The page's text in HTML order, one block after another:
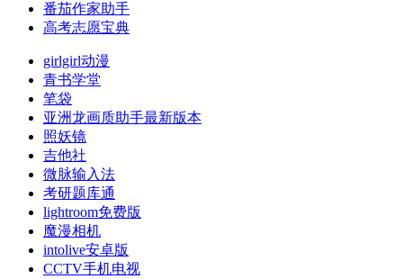
番茄作家助手
高考志愿宝典
girlgirl动漫
青书学堂
笔袋
亚洲龙画质助手最新版本
照妖镜
吉他社
微脉输入法
考研题库通
lightroom免费版
魔漫相机
intolive安卓版
CCTV手机电视